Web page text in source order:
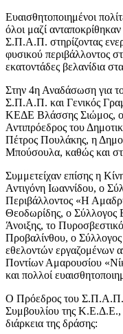
Ευαισθητοποιημένοι
όλοι μαζί
Σ.Π.Α.Π. στηρίζοντας
φυσικού περιβάλλοντος
εκατοντάδες βελανίδια
Στην 4η Αναδάσωση για
Σ.Π.Α.Π. και Γενικός
ΚΕΔΕ Βλάσσης Σιώμος, ο
Αντιπρόεδρος του
Πέτρος Πουλάκης, η
Μπούσουλα, καθώς και
Συμμετείχαν επίσης η
Αντιγόνη Ιωαννίδου, ο
Περιβάλλοντος «Η
Θεοδωρίδης, ο Σύλλογος
Άνοιξης, το
Προβαλίνθου, ο
εθελοντών εργαζομένων
Ποντίων Αμαρουσίου
και πολλοί
Ο Πρόεδρος του Σ.Π.Α.Π.
Συμβουλίου της
διάρκεια της δράσης: